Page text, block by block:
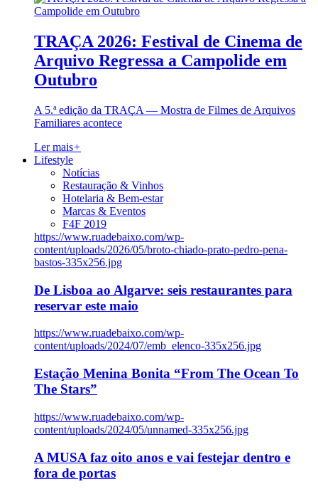
TRAÇA 2026: Festival de Cinema de
Arquivo Regressa a Campolide em
Outubro
A 5.ª edição da TRAÇA — Mostra de Filmes de Arquivos
Familiares acontece
Ler mais+
Lifestyle
Notícias
Restauração & Vinhos
Hotelaria & Bem-estar
Marcas & Eventos
F4F 2019
https://www.ruadebaixo.com/wp-
content/uploads/2026/05/broto-chiado-prato-pedro-pena-
bastos-335x256.jpg
De Lisboa ao Algarve: seis restaurantes para
reservar este maio
https://www.ruadebaixo.com/wp-
content/uploads/2024/07/emb_elenco-335x256.jpg
Estação Menina Bonita “From The Ocean To
The Stars”
https://www.ruadebaixo.com/wp-
content/uploads/2024/05/unnamed-335x256.jpg
A MUSA faz oito anos e vai festejar dentro e
fora de portas